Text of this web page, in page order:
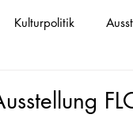
Kulturpolitik